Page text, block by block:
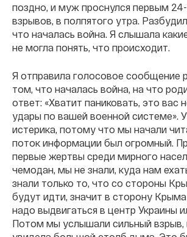
поздно, и муж проснулся первым
взрывов, в полпятого утра.
что началась война. Я слышала
не могла понять, что происходит.
Я отправила голосовое сообщение
том, что началась война, на что
ответ: «Хватит паниковать, это вас
удары по вашей военной системе».
истерика, потому что мы начали
поток информации был огромный.
первые жертвы среди мирного
чемодан, мы не знали, куда нам
знали только то, что со стороны
будут идти, значит в сторону Крыма
надо выдвигаться в центр Украины
Потом мы услышали сильный взрыв,